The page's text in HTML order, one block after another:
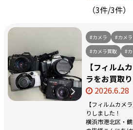
（3件/3件）
#カメラ #カメ
#カメラ買取
#
【フィルム
ラをお買取
2026.6.28
【フィルムカメ
りしました！
横浜市港北区・